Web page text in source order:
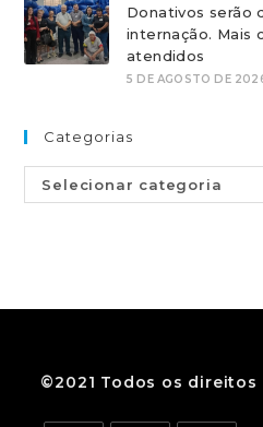
Donativos serão
internação. Mais
atendidos
5 DE AGOSTO DE
Categorias
Selecionar categoria
©2021 Todos os direitos